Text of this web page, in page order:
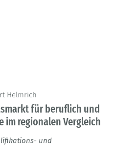
Helmrich
für beruflich und
im regionalen Vergleich
und